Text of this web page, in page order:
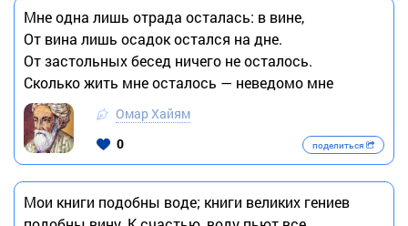
Мне одна лишь отрада осталась: в вине,
От вина лишь осадок остался на дне.
От застольных бесед ничего не осталось.
Сколько жить мне осталось — неведомо мне
Омар Хайям
0
поделиться
Мои книги подобны воде; книги великих гениев